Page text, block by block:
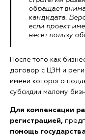
обращает
кандидата.
если проект
несет пользу
После того как
договор с ЦЗН и
имени которого
субсидии малому
Для компенсации
регистрацией,
помощь